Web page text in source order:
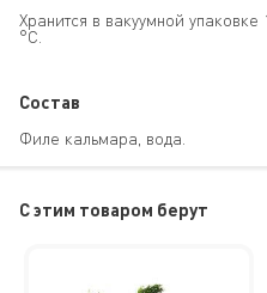
Хранится в вакуумной
°C.
Состав
Филе кальмара, вода.
C этим товаром берут